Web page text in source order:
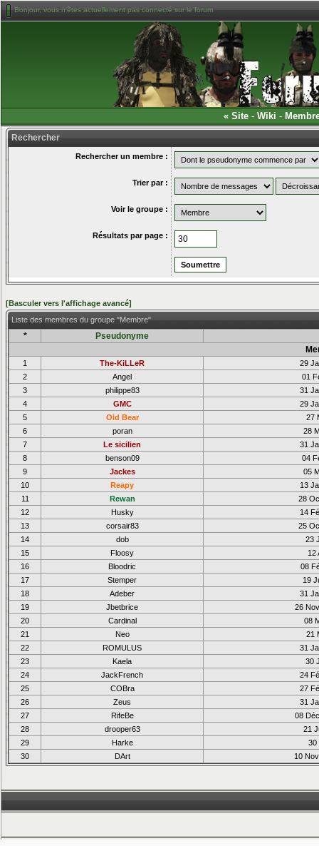
Bonjour, vous n'êtes actuellement pas connecté sur le forum
« Site - Wiki -
Rechercher
Rechercher un membre :
Trier par :
Voir le groupe :
Résultats par page :
[Basculer vers l'affichage avancé]
Liste des membres du groupe "Membre"
*
Pseudonyme
1 The-KiLLeR
29
2
Angel
01
3
philippe83
31
4
GMC
29
5
Old Bear
27
6
poran
28
7
Le sicilien
31
8
benson09
04
9
Jackes
05
10
Reapy
13
11
Rewan
28
12
Husky
14
13
corsair83
25
14
dob
23
15
Floosy
12
16
Bloodric
08
17
Stemper
19
18
Adeber
31
19
Jbetbrice
26
20
Cardinal
08
21
Neo
21
22
ROMULUS
31
23
Kaela
30
24
JackFrench
24
25
COBra
27
26
Zeus
31
27
RifeBe
08
28
drooper63
21
29
Harke
30
30
DArt 10